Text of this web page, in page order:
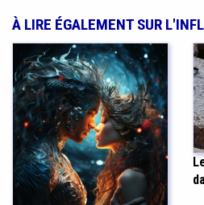
À LIRE ÉGALEMENT SUR